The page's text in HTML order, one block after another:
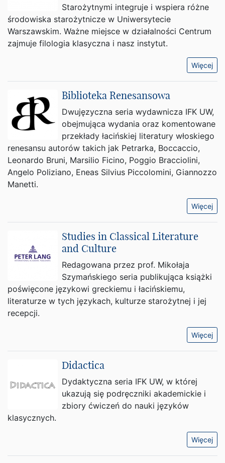
Starożytnymi integruje i wspiera różne
środowiska starożytnicze w Uniwersytecie
Warszawskim. Ważne miejsce w działalności Centrum
zajmuje filologia klasyczna i nasz instytut.
Więcej
Biblioteka Renesansowa
Dwujęzyczna seria wydawnicza IFK UW,
obejmująca wydania oraz komentowane
przekłady łacińskiej literatury włoskiego
renesansu autorów takich jak Petrarka, Boccaccio,
Leonardo Bruni, Marsilio Ficino, Poggio Bracciolini,
Angelo Poliziano, Eneas Silvius Piccolomini, Giannozzo
Manetti.
Więcej
Studies in Classical Literature
and Culture
Redagowana przez prof. Mikołaja
Szymańskiego seria publikująca książki
poświęcone językowi greckiemu i łacińskiemu,
literaturze w tych językach, kulturze starożytnej i jej
recepcji.
Więcej
Didactica
Dydaktyczna seria IFK UW, w której
ukazują się podręczniki akademickie i
zbiory ćwiczeń do nauki języków
klasycznych.
Więcej